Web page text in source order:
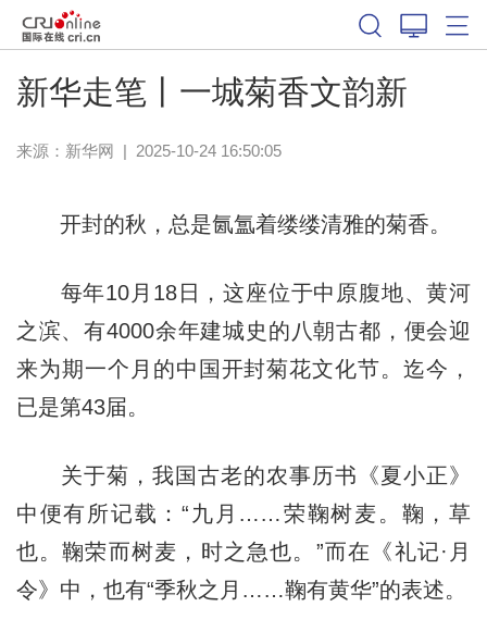
新华走笔丨一城菊香文韵新
来源： 新华网 | 2025-10-24 16:50:05
开封的秋，总是氤氲着缕缕清雅的菊香。
每年10月18日，这座位于中原腹地、黄河
之滨、有4000余年建城史的八朝古都，便会迎
来为期一个月的中国开封菊花文化节。迄今，
已是第43届。
关于菊，我国古老的农事历书《夏小正》
中便有所记载：“九月……荣鞠树麦。鞠，草
也。鞠荣而树麦，时之急也。”而在《礼记·月
令》中，也有“季秋之月……鞠有黄华”的表述。